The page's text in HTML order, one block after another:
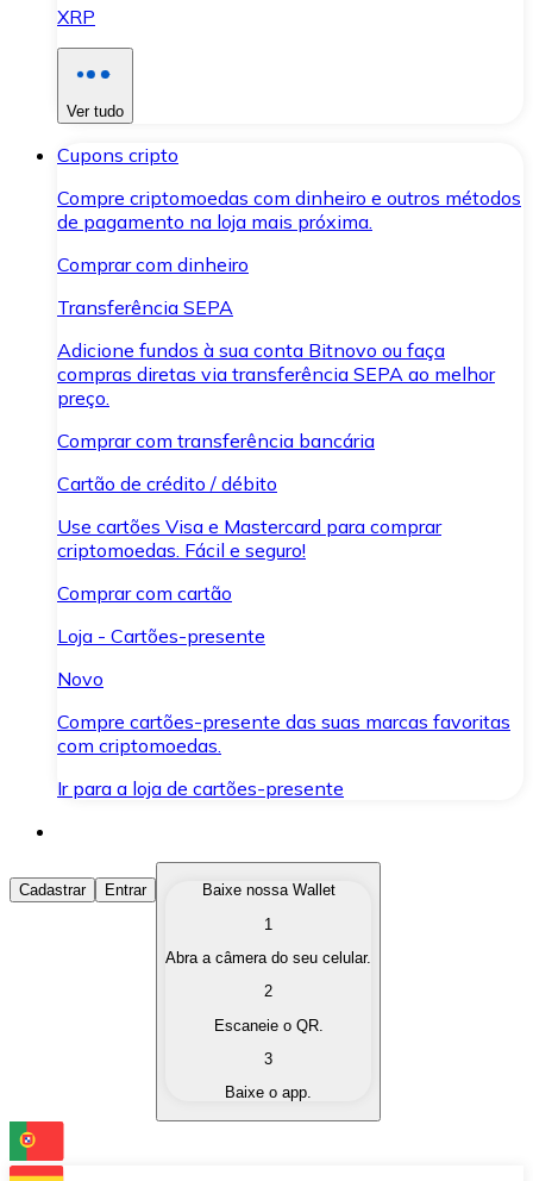
XRP
Ver tudo
Cupons cripto
Compre criptomoedas com dinheiro e outros métodos
de pagamento na loja mais próxima.
Comprar com dinheiro
Transferência SEPA
Adicione fundos à sua conta Bitnovo ou faça
compras diretas via transferência SEPA ao melhor
preço.
Comprar com transferência bancária
Cartão de crédito / débito
Use cartões Visa e Mastercard para comprar
criptomoedas. Fácil e seguro!
Comprar com cartão
Loja - Cartões-presente
Novo
Compre cartões-presente das suas marcas favoritas
com criptomoedas.
Ir para a loja de cartões-presente
Comprar Criptomoedas
Compre as criptomoedas de seu interesse de forma
Converta suas criptomoedas em moeda fiduciária
Troque uma criptomoeda por outra
Cadastrar Entrar
Baixe nossa Wallet
1
Abra a câmera do seu celular.
2
Escaneie o QR.
3
Baixe o app.